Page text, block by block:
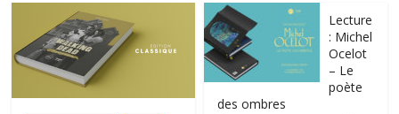
Lecture
: Michel
Ocelot
– Le
poète
des ombres